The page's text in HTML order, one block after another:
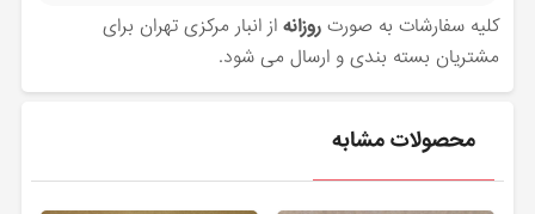
کلیه سفارشات به صورتروزانه از انبار مرکزی تهران برای
مشتریان بسته بندی و ارسال می شود.
محصولات مشابه